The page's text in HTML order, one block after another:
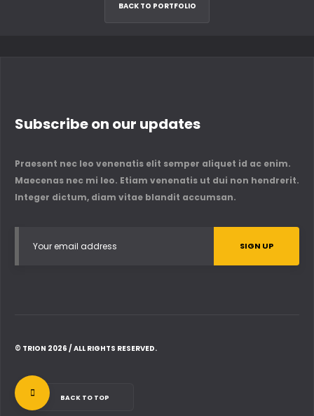
BACK TO PORTFOLIO
Subscribe on our updates
Praesent nec leo venenatis elit semper aliquet id ac enim.
Maecenas nec mi leo. Etiam venenatis ut dui non hendrerit.
Integer dictum, diam vitae blandit accumsan.
© TRION 2026 / ALL RIGHTS RESERVED.
BACK TO TOP